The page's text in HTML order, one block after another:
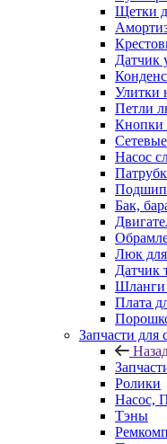
Щетки
Датчик
Улитки
Петли
Кнопки
Насос
Бак,
Люк
Датчик
Шланги
Плата
Запчасти
Ролики
Насос,
Тэны